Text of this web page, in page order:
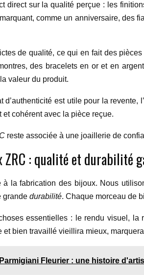
direct sur la qualité perçue : les
comme un anniversaire, des
de qualité, ce qui en fait des
des bracelets en or et en
valeur du produit.
est utile pour la
et cohérent avec la pièce reçue.
reste associée à une joaillerie de
: qualité et durabilité
la fabrication des bijoux. Nous
grande durabilité. Chaque morceau de
essentielles : le rendu visuel,
bien travaillé vieillira mieux,
Fleurier : une histoire